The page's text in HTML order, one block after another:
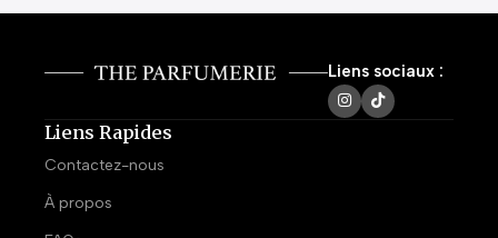
Liens sociaux :
Liens Rapides
Contactez-nous
À propos